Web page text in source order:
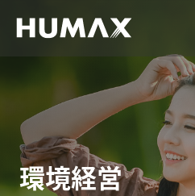
環境経営